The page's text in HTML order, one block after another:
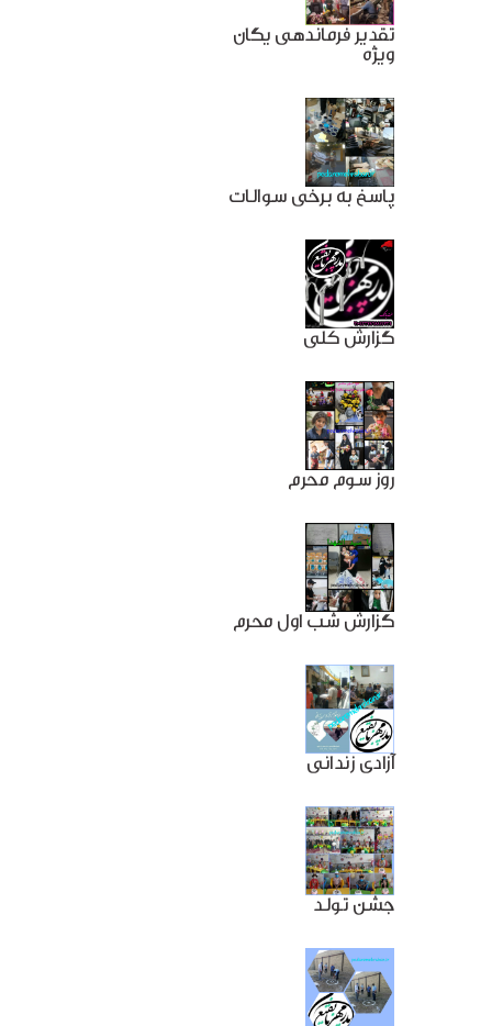
تقدیر فرماندهی یگان
ویژه
پاسخ به برخی سوالات
گزارش کلی
روز سوم محرم
گزارش شب اول محرم
آزادی زندانی
جشن تولد